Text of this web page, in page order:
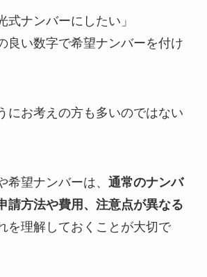
式ナンバーにしたい」
良い数字で希望ナンバーを付け
にお考えの方も多いのではない
希望ナンバーは、 通常のナンバ
請方法や費用、注意点が異なる
を理解しておくことが大切で